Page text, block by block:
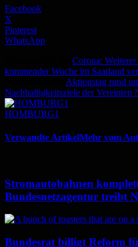
Facebook
X
Pinterest
WhatsApp
Corona:
kommender Woche im Saarland
Aktionstag rund
Nachhaltigkeitsziele der Vereinten
HOMBURG1
Verwandte ArtikelMehr vom
Stromautobahnen
Bundesnetzagentur treibt
Bundesrat billigt Reform